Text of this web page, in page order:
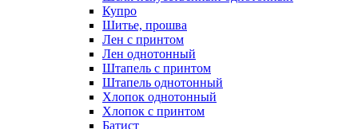
Купро
Шитье, прошва
Лен с принтом
Лен однотонный
Штапель с принтом
Штапель однотонный
Хлопок однотонный
Хлопок с принтом
Батист